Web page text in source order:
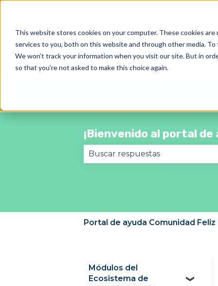
This website stores cookies on your computer. These cookies
services to you, both on this website and through other media.
We won't track your information when you visit our site. But in
so that you're not asked to make this choice again.
¡Bienvenido al portal de
Portal de ayuda Comunidad Feliz
Módulos del
Ecosistema de